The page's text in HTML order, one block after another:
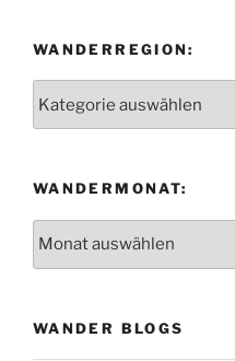
WANDERREGION:
WANDERMONAT:
WANDER BLOGS